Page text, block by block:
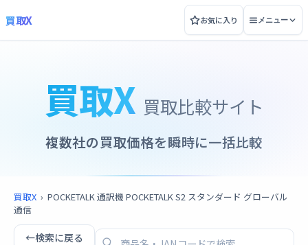
買取X お気に入り メニュー
買取X 買取比較サイト
複数社の買取価格を瞬時に一括比較
買取X › POCKETALK 通訳機 POCKETALK S2 スタンダード グローバル
通信
←検索に戻る